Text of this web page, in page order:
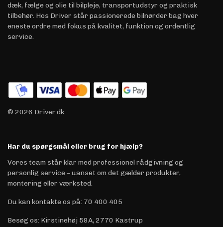
dæk, fælge og olie til bilpleje, transportudstyr og praktisk
tilbehør. Hos Driver står passionerede bilnørder bag hver
eneste ordre med fokus på kvalitet, funktion og ordentlig
service.
© 2026 Driver.dk
Har du spørgsmål eller brug for hjælp?
Vores team står klar med professionel rådgivning og
personlig service – uanset om det gælder produkter,
montering eller værksted.
Du kan kontakte os på: 70 400 405
Besøg os: Kirstinehøj 58A, 2770 Kastrup